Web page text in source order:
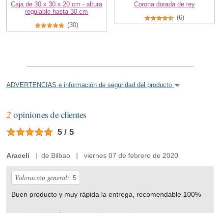
Caja de 30 x 30 x 20 cm - altura
regulable hasta 30 cm
(30)
Corona dorada de rey
(6)
ADVERTENCIAS e información de seguridad del producto
2 opiniones de clientes
5 / 5
Araceli | de Bilbao | viernes 07 de febrero de 2020
Valoración general: 5
Buen producto y muy rápida la entrega, recomendable 100%